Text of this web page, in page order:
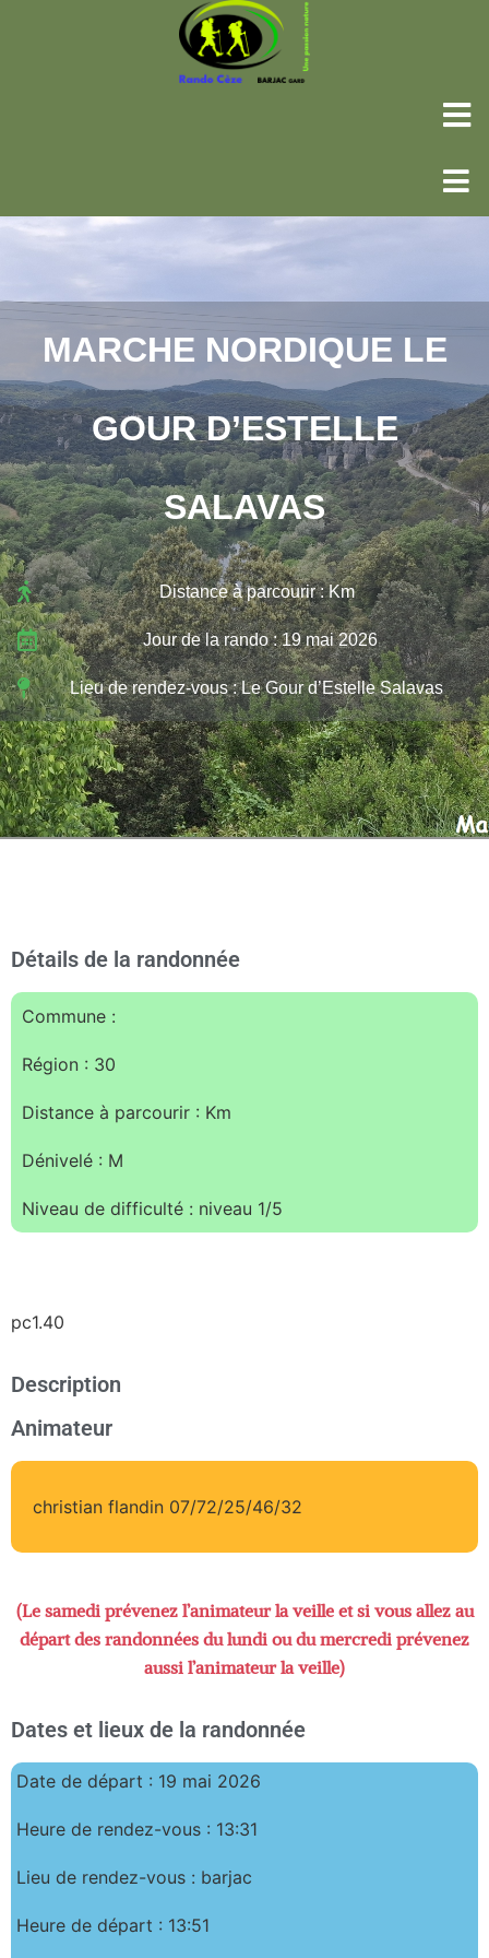
MARCHE NORDIQUE LE
GOUR D’ESTELLE
SALAVAS
Distance à parcourir : Km
Jour de la rando : 19 mai 2026
Lieu de rendez-vous : Le Gour d’Estelle Salavas
Détails de la randonnée
Commune :
Région : 30
Distance à parcourir : Km
Dénivelé : M
Niveau de difficulté : niveau 1/5
pc1.40
Description
Animateur
christian flandin 07/72/25/46/32
(Le samedi prévenez l’animateur la veille et si vous allez au
départ des randonnées du lundi ou du mercredi prévenez
aussi l’animateur la veille)
Dates et lieux de la randonnée
Date de départ : 19 mai 2026
Heure de rendez-vous : 13:31
Lieu de rendez-vous : barjac
Heure de départ : 13:51